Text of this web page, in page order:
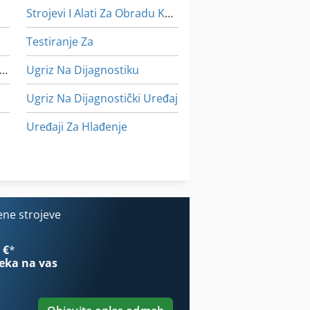
Oblikovanje Strojevi Za Miješanje
Strojevi I Alati Za Obradu Kamena
Testiranje Za
Ugriz Na Dijagnostiku
Ugriz Na Dijagnostički Uređaj
Uređaji Za Hlađenje
strojeve
€*
na vas